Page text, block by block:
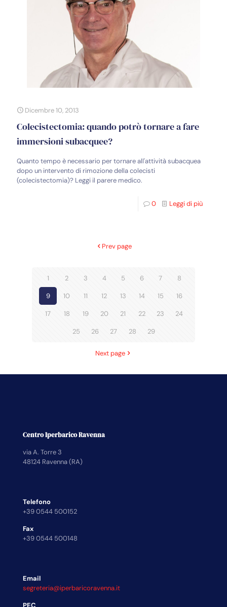
Dicembre 10, 2013
Colecistectomia: quando potrò tornare a fare
immersioni subacquee?
Quanto tempo è necessario per tornare all'attività subacquea
dopo un intervento di rimozione della colecisti
(colecistectomia)? Leggi il parere medico.
0 Leggi di più
Prev page
1 2 3 4 5 6 7 8
9 10 11 12 13 14 15 16
17 18 19 20 21 22 23 24
25 26 27 28 29
Next page
Centro Iperbarico Ravenna
via A. Torre 3
48124 Ravenna (RA)
Telefono
+39 0544 500152
Fax
+39 0544 500148
Email
segreteria@iperbaricoravenna.it
PEC